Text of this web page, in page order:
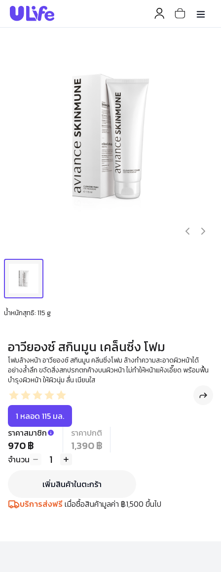
น้ำหนักสุทธิ: 115 g
อาวียองซ์ สกินมูน เคล็นซิ่ง โฟม
โฟมล้างหน้า อาวียองซ์ สกินมูน คลีนซิ่งโฟม ล้างทำความสะอาดผิวหน้าได้
อย่างล้ำลึก ขจัดสิ่งสกปรกตกค้างบนผิวหน้า ไม่ทำให้หน้าแห้งเอี๊ยด พร้อมฟื้น
บำรุงผิวหน้า ให้ผิวนุ่ม ลื่น เนียนใส
1 หลอด 115 มล.
ราคาสมาชิก
970 ฿
ราคาปกติ
1,390 ฿
จำนวน 1
เพิ่มสินค้าในตะกร้า
บริการส่งฟรีเมื่อซื้อสินค้ามูลค่า ฿1,500 ขึ้นไป